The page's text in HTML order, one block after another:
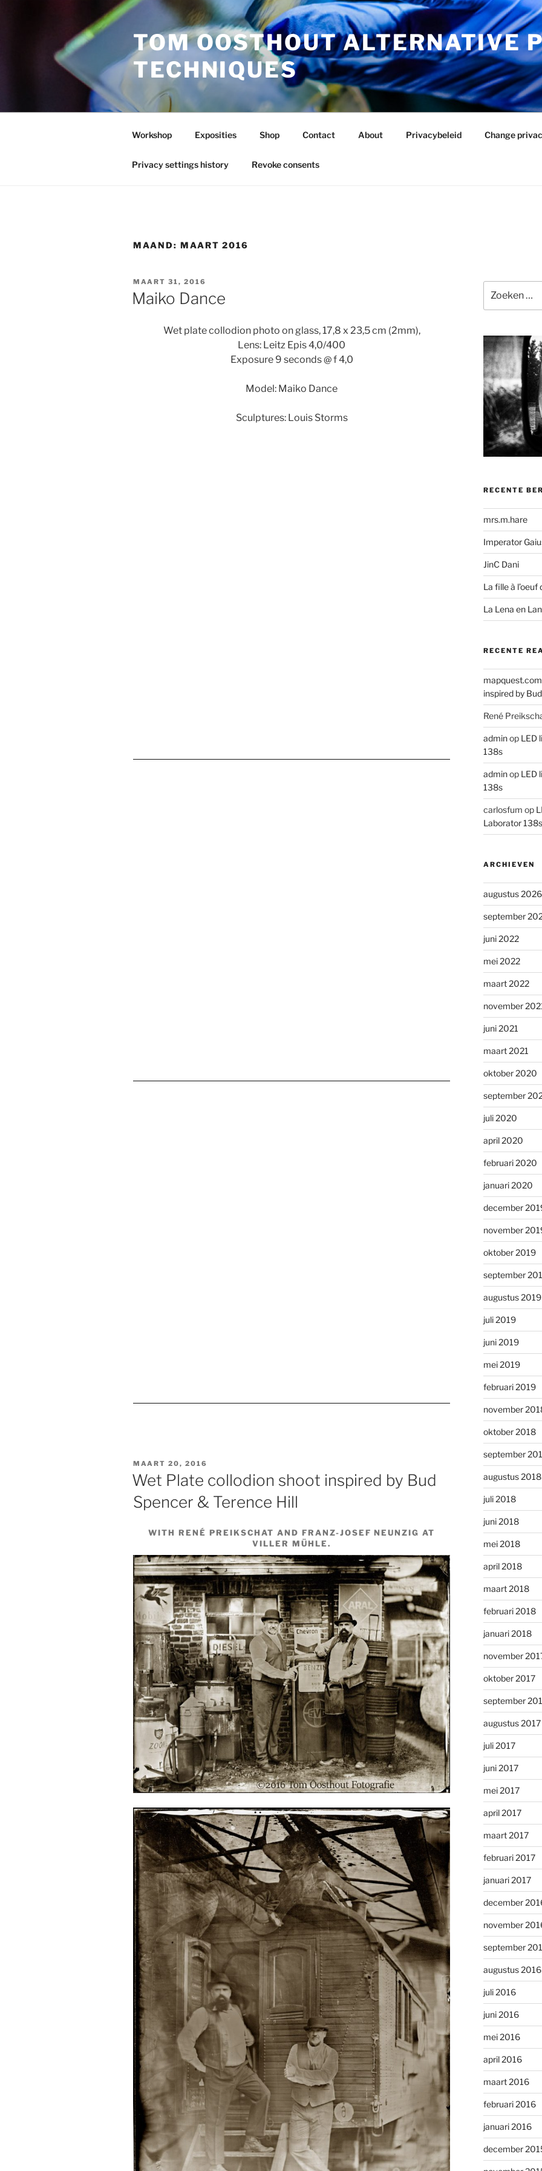
TOM OOSTHOUT ALTERNATIVE
TECHNIQUES
Workshop Exposities Shop Contact About Privacybeleid Change
Privacy settings history Revoke consents
MAAND: MAART 2016
GEPLAATST
OP
MAART 31, 2016
Maiko Dance
Wet plate collodion photo on glass, 17,8 x 23,5 cm (2mm),
Lens: Leitz Epis 4,0/400
Exposure 9 seconds @ f 4,0
Model: Maiko Dance
Sculptures: Louis Storms
GEPLAATST
OP
MAART 20, 2016
Wet Plate collodion shoot inspired by Bud
Spencer & Terence Hill
WITH RENÉ PREIKSCHAT AND FRANZ-JOSEF NEUNZIG AT
VILLER MÜHLE.
naar:
RECENTE
mrs.m.hare
Imperator
JinC Dani
La fille à l’oeuf
La Lena en
RECENTE
mapquest.com
inspired by
René
adminop LED
138s
adminop LED
138s
carlosfum op
Laborator 138s
ARCHIEVEN
augustus 2026
september
juni 2022
mei 2022
maart 2022
november
juni 2021
maart 2021
oktober 2020
september
juli 2020
april 2020
februari 2020
januari 2020
december
november
oktober 2019
september
augustus 2019
juli 2019
juni 2019
mei 2019
februari 2019
november
oktober 2018
september
augustus 2018
juli 2018
juni 2018
mei 2018
april 2018
maart 2018
februari 2018
januari 2018
november
oktober 2017
september
augustus 2017
juli 2017
juni 2017
mei 2017
april 2017
maart 2017
februari 2017
januari 2017
december
november
september
augustus 2016
juli 2016
juni 2016
mei 2016
april 2016
maart 2016
februari 2016
januari 2016
december